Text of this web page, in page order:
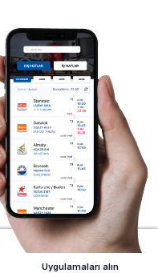
Uygulamaları alın